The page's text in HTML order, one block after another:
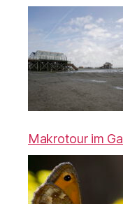
Makrotour im